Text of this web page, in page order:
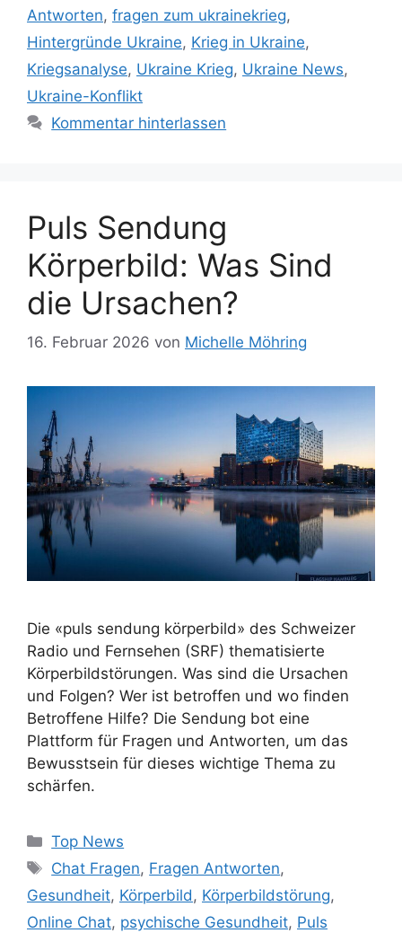
Antworten, fragen zum ukrainekrieg,
Hintergründe Ukraine, Krieg in Ukraine,
Kriegsanalyse, Ukraine Krieg, Ukraine News,
Ukraine-Konflikt
Kommentar hinterlassen
Puls Sendung
Körperbild: Was Sind
die Ursachen?
16. Februar 2026 von Michelle Möhring
Die «puls sendung körperbild» des Schweizer
Radio und Fernsehen (SRF) thematisierte
Körperbildstörungen. Was sind die Ursachen
und Folgen? Wer ist betroffen und wo finden
Betroffene Hilfe? Die Sendung bot eine
Plattform für Fragen und Antworten, um das
Bewusstsein für dieses wichtige Thema zu
schärfen.
Kategorien
Top News
Schlagwörter
Chat Fragen, Fragen Antworten,
Gesundheit, Körperbild, Körperbildstörung,
Online Chat, psychische Gesundheit, Puls